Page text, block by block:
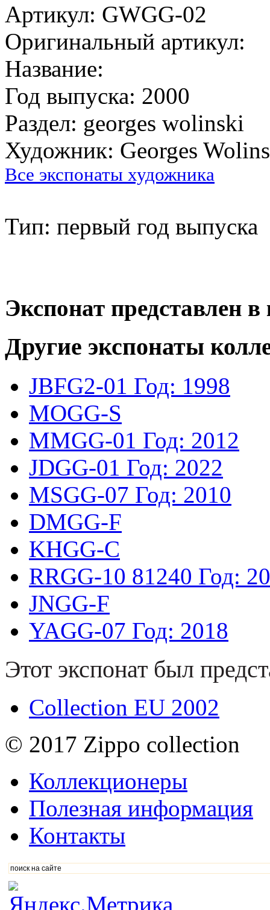
Артикул: GWGG-02
Оригинальный артикул:
Название:
Год выпуска: 2000
Раздел: georges wolinski
Художник: Georges
Все экспонаты художника
Тип: первый год выпуска
Экспонат представлен
Другие экспонаты
JBFG2-01 Год: 1998
MOGG-S
MMGG-01 Год: 2012
JDGG-01 Год: 2022
MSGG-07 Год: 2010
DMGG-F
KHGG-C
RRGG-10 81240 Год:
JNGG-F
YAGG-07 Год: 2018
Этот экспонат был
Collection EU 2002
© 2017 Zippo collection
Коллекционеры
Полезная информация
Контакты